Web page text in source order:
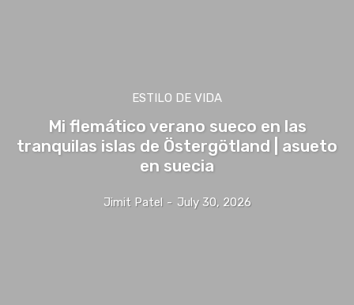
ESTILO DE VIDA
Mi flemático verano sueco en las
tranquilas islas de Östergötland | asueto
en suecia
Jimit Patel - July 30, 2026